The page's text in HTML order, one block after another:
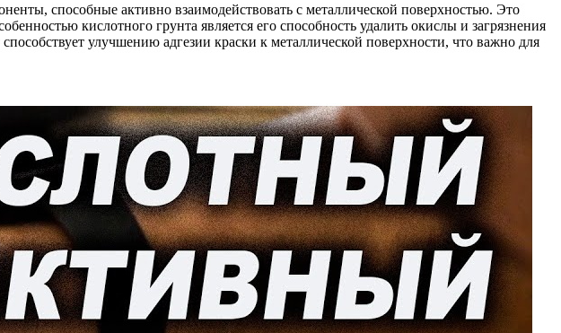
способные активно взаимодействовать с металлической поверхностью. Это
кислотного грунта является его способность удалить окислы и загрязнения
улучшению адгезии краски к металлической поверхности, что важно для